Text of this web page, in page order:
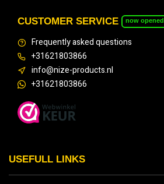
CUSTOMER SERVICE now opened
Frequently asked questions
+31621803866
info@nize-products.nl
+31621803866
USEFULL LINKS